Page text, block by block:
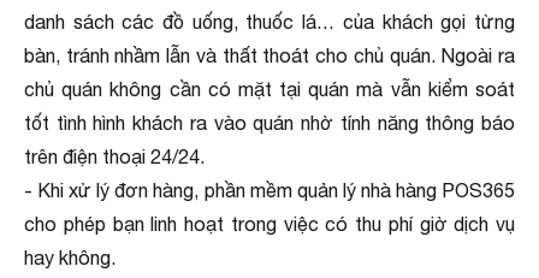
danh sách các đồ uống, thuốc lá… của khách gọi từng
bàn, tránh nhầm lẫn và thất thoát cho chủ quán. Ngoài ra
chủ quán không cần có mặt tại quán mà vẫn kiểm soát
tốt tình hình khách ra vào quán nhờ tính năng thông báo
trên điện thoại 24/24.
- Khi xử lý đơn hàng, phần mềm quản lý nhà hàng POS365
cho phép bạn linh hoạt trong việc có thu phí giờ dịch vụ
hay không.